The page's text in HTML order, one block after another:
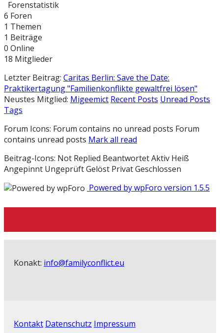
Forenstatistik
6 Foren
1 Themen
1 Beiträge
0 Online
18 Mitglieder
Letzter Beitrag: Caritas Berlin: Save the Date:
Praktikertagung "Familienkonflikte gewaltfrei lösen"
Neustes Mitglied: Migeemict Recent Posts Unread Posts
Tags
Forum Icons: Forum contains no unread posts Forum
contains unread posts Mark all read
Beitrag-Icons: Not Replied BeantwortetAktiv Heiß
Angepinnt UngeprüftGelöst PrivatGeschlossen
Powered by wpForo version 1.5.5
Konakt: info@familyconflict.eu
Kontakt Datenschutz Impressum